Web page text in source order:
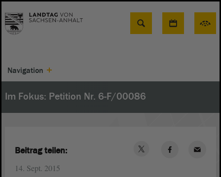
Suche
Navigation
Im Fokus: Petition Nr. 6-F/00086
14. Sept. 2015
Beitrag teilen: